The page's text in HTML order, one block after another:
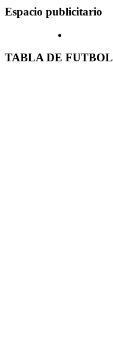
Espacio publicitario
TABLA DE FUTBOL